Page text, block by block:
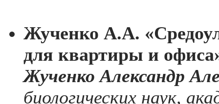
Жученко А.А.
для квартиры и
Жученко Александр
биологических наук,